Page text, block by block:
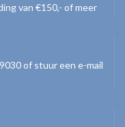
van €150,- of meer
of stuur een e-mail